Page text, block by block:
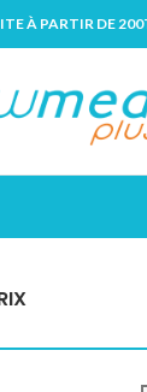
À PARTIR DE